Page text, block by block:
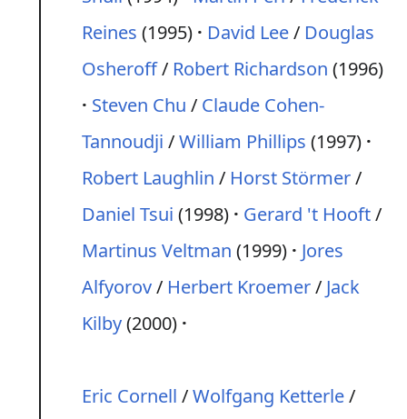
Reines (1995) David Lee/ Douglas
Osheroff/ Robert Richardson (1996)
Steven Chu / Claude Cohen-
Tannoudji /William Phillips (1997)
Robert Laughlin / Horst Störmer/
Daniel Tsui (1998) Gerard 't Hooft/
Martinus Veltman (1999)
Jores
Alfyorov/ Herbert Kroemer/ Jack
Kilby(2000)
Eric Cornell /Wolfgang Ketterle/